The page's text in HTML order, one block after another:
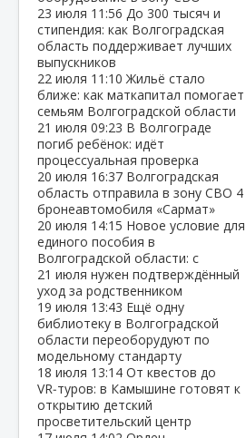
23 июля 11:56 До 300 тысяч и
стипендия: как Волгоградская
область поддерживает лучших
выпускников
22 июля 11:10Жильё стало
ближе: как маткапитал помогает
семьям Волгоградской области
21 июля 09:23 В Волгограде
погиб ребёнок: идёт
процессуальная проверка
20 июля 16:37 Волгоградская
область отправила в зону СВО 4
бронеавтомобиля «Сармат»
20 июля 14:15 Новое условие для
единого пособия в
Волгоградской области: с
21 июля нужен подтверждённый
уход за родственником
19 июля 13:43 Ещё одну
библиотеку в Волгоградской
области переоборудуют по
модельному стандарту
18 июля 13:14 От квестов до
VR‑туров: в Камышине готовят к
открытию детский
просветительский центр